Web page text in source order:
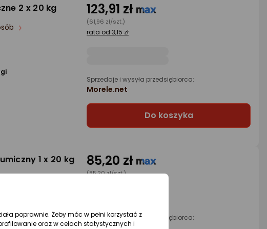
2 x 20 kg 123,91 zł
(61,96 zł/szt.)
rata od 3,15 zł
Sprzedaje i wysyła przedsiębiorca:
Morele.net
Do koszyka
1 x 20 kg 85,20 zł
(85,20 zł/szt.)
Sprzedaje i wysyła przedsiębiorca:
poprawnie. Żeby móc w pełni korzystać z
oraz w celach statystycznych i